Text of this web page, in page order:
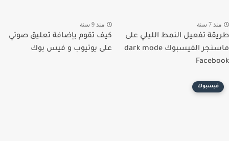
7 سنة
تفعيل النمط الليلي على
ماسنجر الفيسبوك dark mode
منذ 9 سنة
كيف تقوم بإضافة تعليق صوتي
على يوتيوب و فيس بوك
فيسبوك